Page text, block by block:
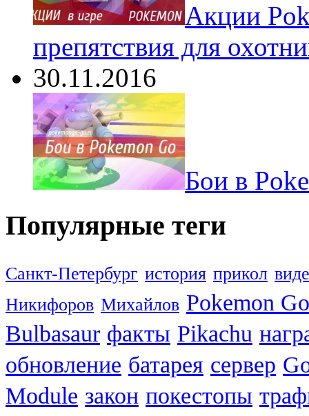
Акции
препятствия для
30.11.2016
Бои в
Популярные теги
Санкт-Петербург история прикол
Никифоров Михайлов Pokemon Go
Bulbasaur факты Pikachu
обновление батарея сервер
Module закон покестопы